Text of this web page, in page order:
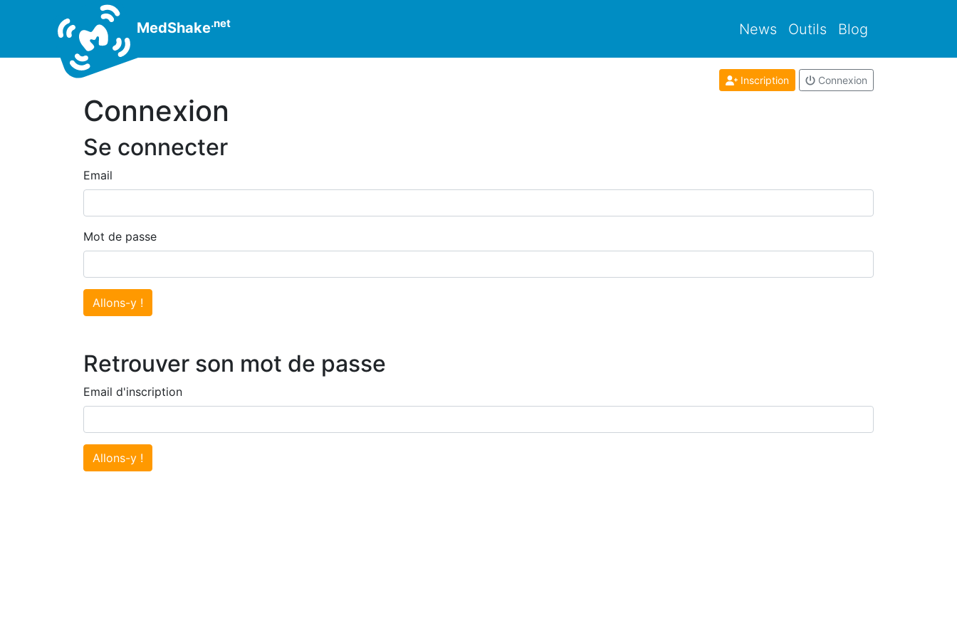
MedShake.net News Outils Blog
Inscription Connexion
Connexion
Se connecter
Email
Mot de passe
Allons-y !
Retrouver son mot de passe
Email d'inscription
Allons-y !